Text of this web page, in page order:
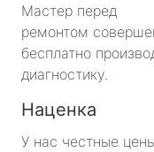
Мастер перед
ремонтом
бесплатно
диагностику.
Наценка
У нас честные